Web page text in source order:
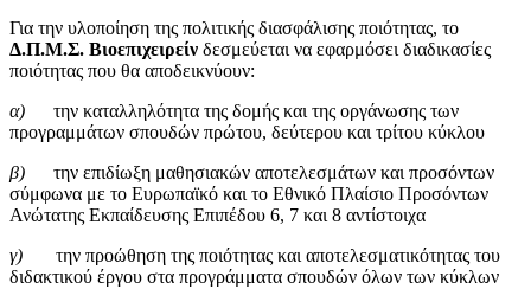
Για την υλοποίηση της πολιτικής διασφάλισης ποιότητας, το
Δ.Π.Μ.Σ. Βιοεπιχειρείν δεσμεύεται να εφαρμόσει διαδικασίες
ποιότητας που θα αποδεικνύουν:
α) την καταλληλότητα της δομής και της οργάνωσης των
προγραμμάτων σπουδών πρώτου, δεύτερου και τρίτου κύκλου
β) την επιδίωξη μαθησιακών αποτελεσμάτων και προσόντων
σύμφωνα με το Ευρωπαϊκό και το Εθνικό Πλαίσιο Προσόντων
Ανώτατης Εκπαίδευσης Επιπέδου 6, 7 και 8 αντίστοιχα
γ) την προώθηση της ποιότητας και αποτελεσματικότητας του
διδακτικού έργου στα προγράμματα σπουδών όλων των κύκλων